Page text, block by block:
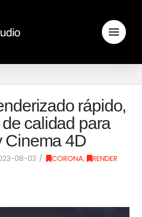
rápido,
calidad para
Cinema 4D
08-03 CORONA, RENDER